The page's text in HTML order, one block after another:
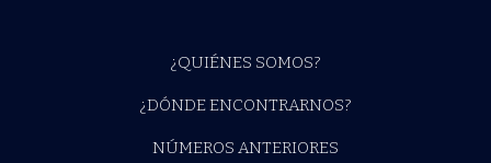
¿QUIÉNES SOMOS?
¿DÓNDE ENCONTRARNOS?
NÚMEROS ANTERIORES